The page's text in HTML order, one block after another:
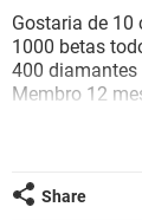
GUIA DE
Gostaria de 10
1000 betas
400 diamantes
Membro 12
Share